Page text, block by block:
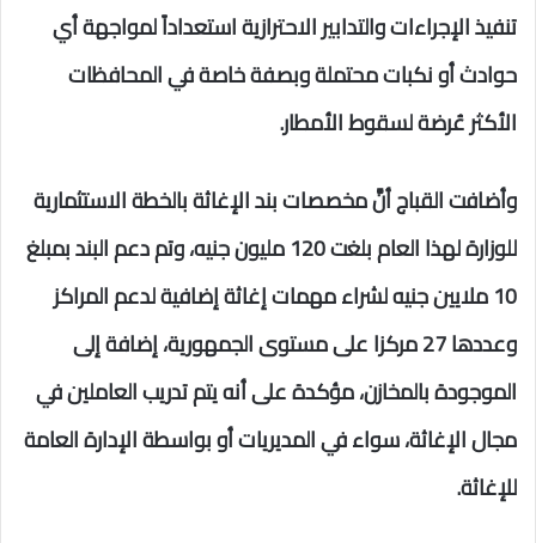
تنفيذ الإجراءات والتدابير الاحترازية استعداداً لمواجهة أي
حوادث أو نكبات محتملة وبصفة خاصة في المحافظات
الأكثر عُرضة لسقوط الأمطار.
وأضافت القباج أنَّ مخصصات بند الإغاثة بالخطة الاستثمارية
للوزارة لهذا العام بلغت 120 مليون جنيه، وتم دعم البند بمبلغ
10 ملايين جنيه لشراء مهمات إغاثة إضافية لدعم المراكز
وعددها 27 مركزا على مستوى الجمهورية، إضافة إلى
الموجودة بالمخازن، مؤكدة على أنه يتم تدريب العاملين في
مجال الإغاثة، سواء في المديريات أو بواسطة الإدارة العامة
للإغاثة.